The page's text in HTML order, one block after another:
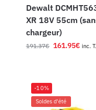
Dewalt
XR 18V 55cm
chargeur)
191.37€ 161.95€ inc.
-10%
Soldes d'été